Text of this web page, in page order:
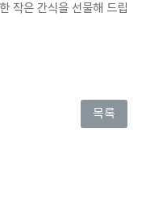
작은 간식을 선물해 드립
목록